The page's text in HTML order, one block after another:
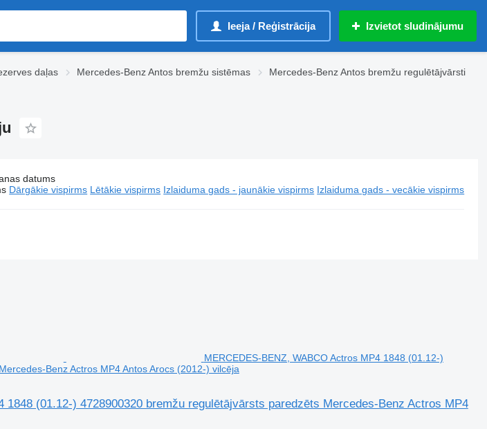
Ieeja / Reģistrācija Izvietot sludinājumu
daļas Mercedes-Benz Antos bremžu sistēmas
Mercedes-Benz Antos bremžu regulētājvārsti
datums
Dārgākie vispirms Lētākie vispirms Izlaiduma gads - jaunākie vispirms Izlaiduma gads - vecākie vispirms
MERCEDES-BENZ, WABCO Actros MP4 1848 (01.12-)
Benz Actros MP4 Antos Arocs (2012-) vilcēja
1848 (01.12-) 4728900320 bremžu regulētājvārsts paredzēts Mercedes-Benz Actros MP4